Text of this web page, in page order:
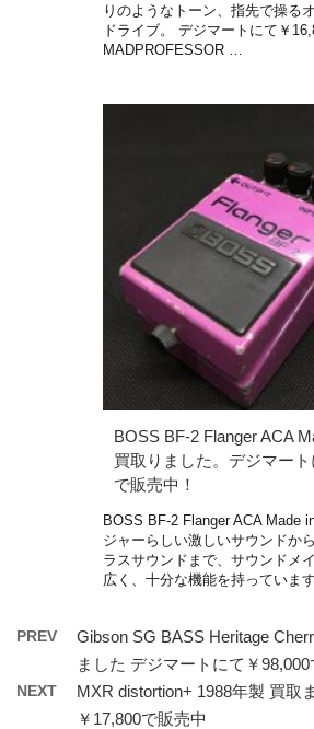
りのようなトーン、指先で操る
ドライブ。 デジマートにて￥
MADPROFESSOR …
BOSS BF-2 Flanger ACA
買取りました。デジマー
で販売中！
BOSS BF-2 Flanger ACA Made
ジャーらしい激しいサウンドか
ラスサウンドまで、サウンドメ
広く、十分な機能を持っていま
PREV
Gibson SG BASS Heritage
ました デジマートにて￥98,000
NEXT
MXR distortion+ 1988年製 買取
￥17,800で販売中